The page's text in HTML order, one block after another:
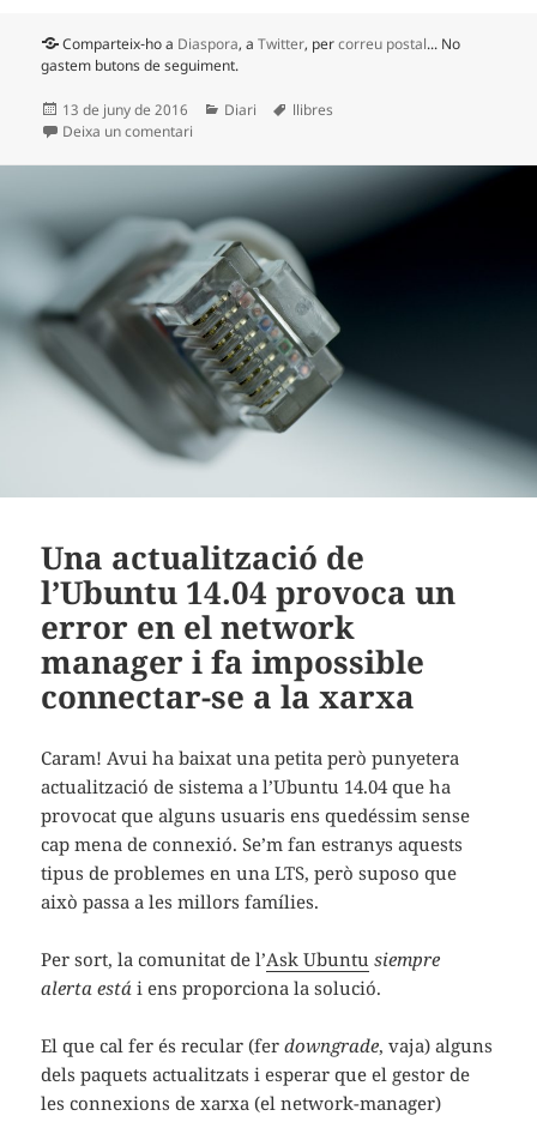
Comparteix-ho a Diaspora, aTwitter, percorreu postal... No
gastem butons de seguiment.
Publicat
el
13 de juny de 2016 Categories
Diari Etiquetes
llibres
Deixa un comentari
Una actualització de
l’Ubuntu 14.04 provoca un
error en el network
manager i fa impossible
connectar-se a la xarxa
Caram! Avui ha baixat una petita però punyetera
actualització de sistema a l’Ubuntu 14.04 que ha
provocat que alguns usuaris ens quedéssim sense
cap mena de connexió. Se’m fan estranys aquests
tipus de problemes en una LTS, però suposo que
això passa a les millors famílies.
Per sort, la comunitat de l’Ask Ubuntu siempre
alerta está i ens proporciona la solució.
El que cal fer és recular (ferdowngrade, vaja) alguns
dels paquets actualitzats i esperar que el gestor de
les connexions de xarxa (el network-manager)